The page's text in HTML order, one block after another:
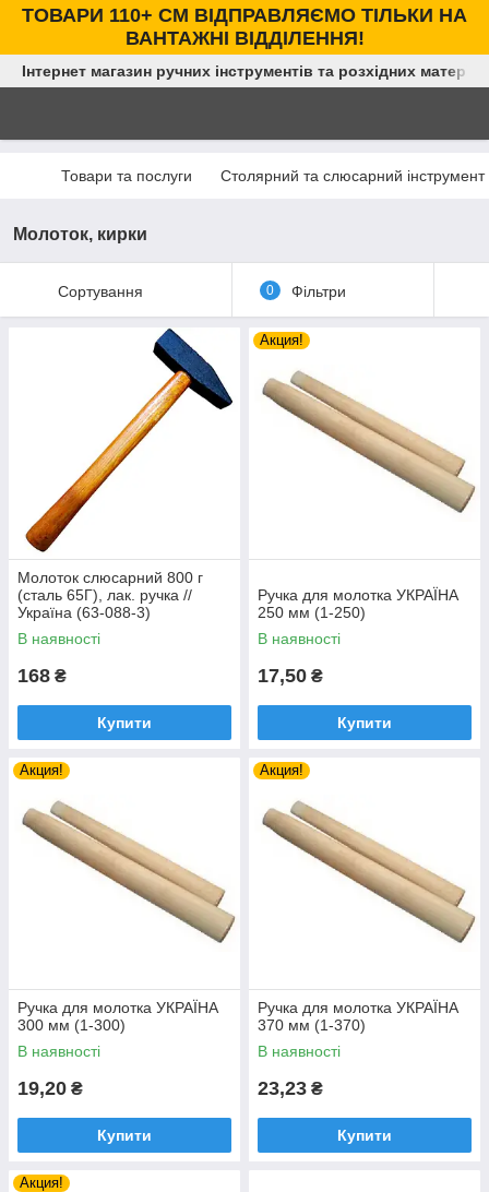
ТОВАРИ 110+ СМ ВІДПРАВЛЯЄМО ТІЛЬКИ НА
ВАНТАЖНІ ВІДДІЛЕННЯ!
Інтернет магазин ручних інструментів та розхідних
Товари та послуги Столярний та слюсарний інструмент
Молоток, кирки
Сортування 0 Фільтри
Молоток слюсарний 800 г
(сталь 65Г), лак. ручка //
Україна (63-088-3)
В наявності
168 ₴
Купити
Акция!
Ручка для молотка УКРАЇНА
250 мм (1-250)
В наявності
17,50 ₴
Купити
Акция!
Ручка для молотка УКРАЇНА
300 мм (1-300)
В наявності
19,20 ₴
Купити
Акция!
Ручка для молотка УКРАЇНА
370 мм (1-370)
В наявності
23,23 ₴
Купити
Акция!